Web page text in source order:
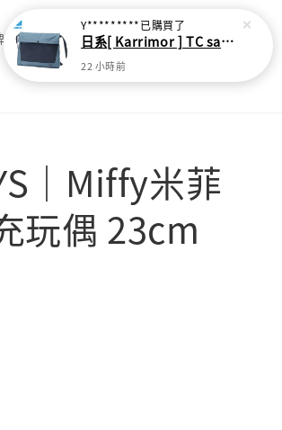
總覽
｜Miffy米菲
玩偶 23cm
Y*********已購買了
日系[ Karrimor ] TC sacoche Ｌ 多功能輕旅收納袋
22 小時前